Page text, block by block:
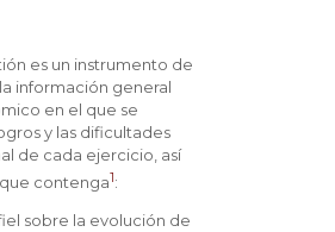
es un instrumento de
información general
en el que se
y las dificultades
de cada ejercicio, así
contenga1:
sobre la evolución de